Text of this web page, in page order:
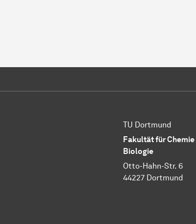
TU Dortmund
Fakultät für
Biologie
Otto-Hahn-Str. 6
44227 Dortmund